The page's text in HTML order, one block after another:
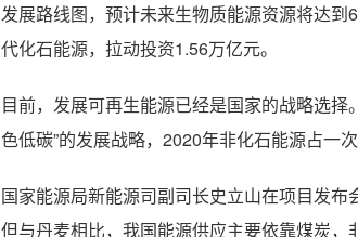
发展路线图，预计未来生物质能源资源将达
代化石能源，拉动投资1.56万亿元。
目前，发展可再生能源已经是国家的战略选
色低碳”的发展战略，2020年非化石能源占一
国家能源局新能源司副司长史立山在项目发布
但与丹麦相比，我国能源供应主要依靠煤炭